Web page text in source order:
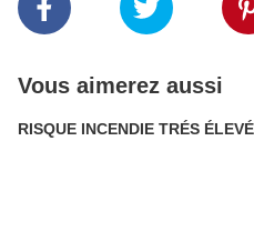
Vous aimerez aussi